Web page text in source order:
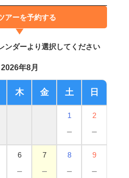
アーを予約する
ンダーより選択してください
2026年8月
木 金 土 日
1
－
2
－
6
－
7
－
8
－
9
－